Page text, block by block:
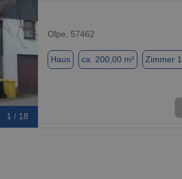
1 / 18
Olpe, 57462
Haus ca. 200,00 m² Zimmer